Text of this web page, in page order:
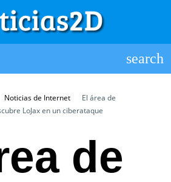
Noticias de Internet
El área de
LoJax en un ciberataque
de